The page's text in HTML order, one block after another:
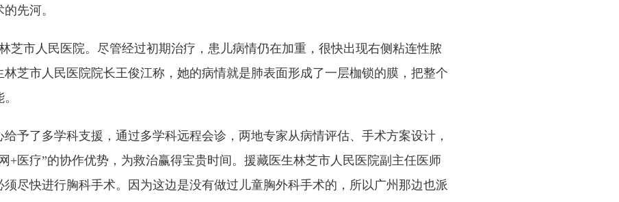
先河。
市人民医院。尽管经过初期治疗，患儿病情仍在加重，很快出现右侧粘连性脓
芝市人民医院院长王俊江称，她的病情就是肺表面形成了一层枷锁的膜，把整个
了多学科支援，通过多学科远程会诊，两地专家从病情评估、手术方案设计，
+医疗”的协作优势，为救治赢得宝贵时间。援藏医生林芝市人民医院副主任医师
尽快进行胸科手术。因为这边是没有做过儿童胸外科手术的，所以广州那边也派